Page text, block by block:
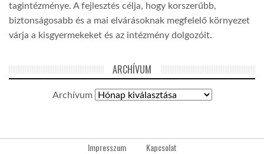
tagintézménye. A fejlesztés célja, hogy korszerűbb,
biztonságosabb és a mai elvárásoknak megfelelő környezet
várja a kisgyermekeket és az intézmény dolgozóit.
ARCHÍVUM
Archívum
Impresszum Kapcsolat